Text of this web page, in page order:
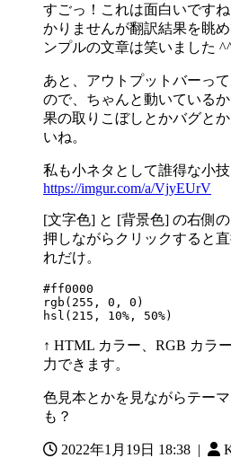
すごっ！これは面白いです
かりませんが翻訳結果を眺
ンプルの文章は笑いました
あと、アウトプットバーっ
ので、ちゃんと動いている
果の取りこぼしとかバグと
いね。
私も小ネタとして誰得な小
https://imgur.com/a/VjyEUrV
[文字色] と [背景色] の右側
押しながらクリックすると
れだけ。
#ff0000
rgb(255, 0, 0)
hsl(215, 10%, 50%)
↑ HTML カラー、RGB カラ
力できます。
色見本とかを見ながらテー
も？
2022年1月19日 18:38 |